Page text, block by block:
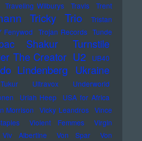
Traveling Wilburys Travis
Trent
Tricky Trio
Tristan
Fenywod Trojan Records Tunde
Shakur Turnstile
The Creator U2
UB40
Lindenberg Ukraine
Ultravox Underworld
Uriah Heep
USA for Africa
Morrison Vicky Leandros Vince
Violent Femmes
Virgin
Viv Albertine Von Spar
Von